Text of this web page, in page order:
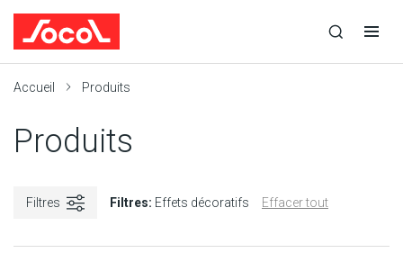
recherche
recherche
navigation
Accueil Produits
Produits
Filtres Filtres: Effets décoratifs Effacer tout